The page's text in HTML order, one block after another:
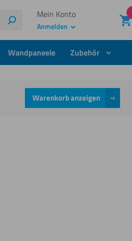
Suchen
Mein Konto
Anmelden
Wandpaneele Zubehör
Warenkorb anzeigen